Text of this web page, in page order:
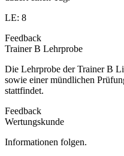
LE: 8
Feedback
Trainer B Lehrprobe
Die Lehrprobe der Trainer B
sowie einer mündlichen
stattfindet.
Feedback
Wertungskunde
Informationen folgen.